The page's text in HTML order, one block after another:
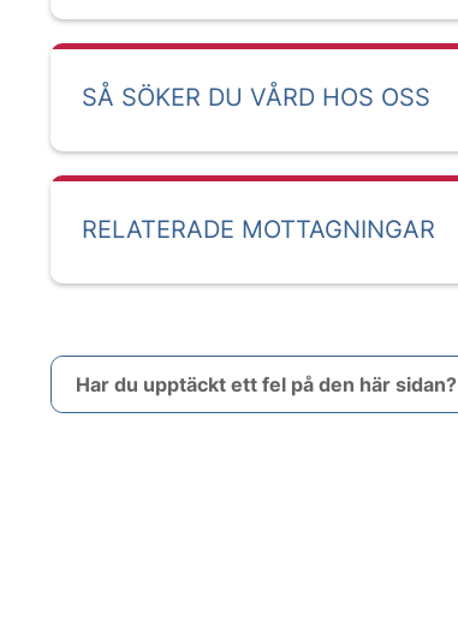
SÅ SÖKER DU VÅRD HOS OSS
RELATERADE MOTTAGNINGAR
Har du upptäckt ett fel på den här sidan?